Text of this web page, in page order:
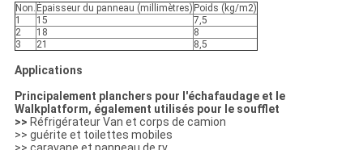
Non. Épaisseur du panneau (millimètres) Poids (kg/m2)
1
15
7,5
2
18
8
3
21 8,5
Applications
Principalement planchers pour l'échafaudage et le
Walkplatform, également utilisés pour le soufflet
>> Réfrigérateur Van et corps de camion
>> guérite et toilettes mobiles